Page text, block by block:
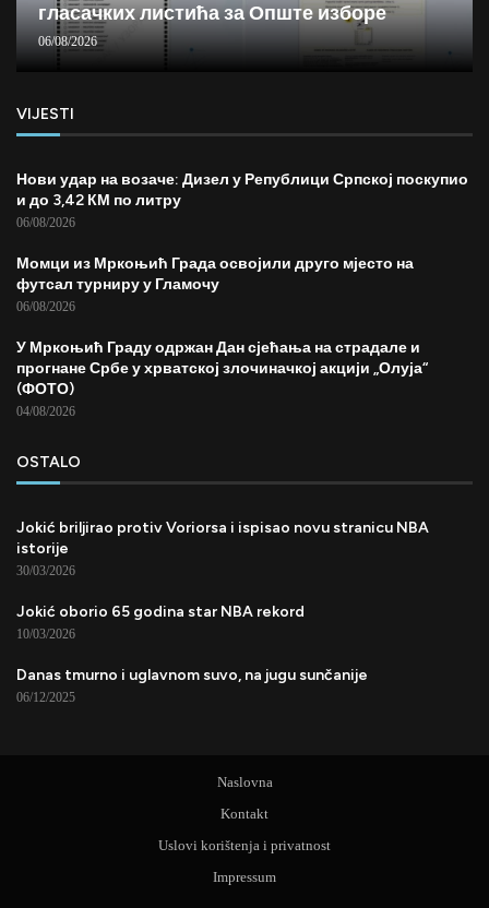
гласачких листића за Опште изборе
06/08/2026
VIJESTI
Нови удар на возаче: Дизел у Републици Српској поскупио
и до 3,42 КМ по литру
06/08/2026
Момци из Мркоњић Града освојили друго мјесто на
футсал турниру у Гламочу
06/08/2026
У Мркоњић Граду одржан Дан сјећања на страдале и
прогнане Србе у хрватској злочиначкој акцији „Олуја“
(ФОТО)
04/08/2026
OSTALO
Jokić briljirao protiv Voriorsa i ispisao novu stranicu NBA
istorije
30/03/2026
Jokić oborio 65 godina star NBA rekord
10/03/2026
Danas tmurno i uglavnom suvo, na jugu sunčanije
06/12/2025
Naslovna
Kontakt
Uslovi korištenja i privatnost
Impressum